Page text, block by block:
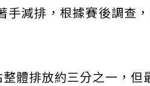
減排，根據賽後調查
體排放約三分之一，但